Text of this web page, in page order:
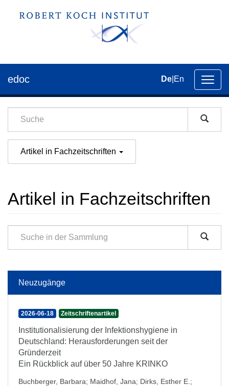
der
edoc De En
Artikel in Fachzeitschriften
Artikel in Fachzeitschriften
Neuzugänge
2026-06-18 Zeitschriftenartikel
Institutionalisierung der Infektionshygiene in
Deutschland: Herausforderungen seit der
Gründerzeit
Ein Rückblick auf über 50 Jahre KRINKO
Buchberger, Barbara; Maidhof, Jana; Dirks, Esther E. ;